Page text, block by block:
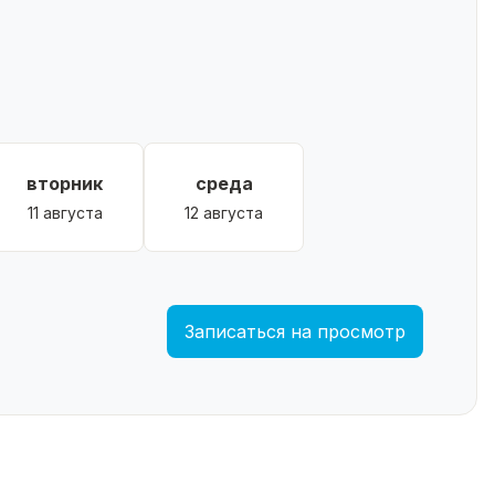
вторник
11 августа
среда
12 августа
Записаться на просмотр